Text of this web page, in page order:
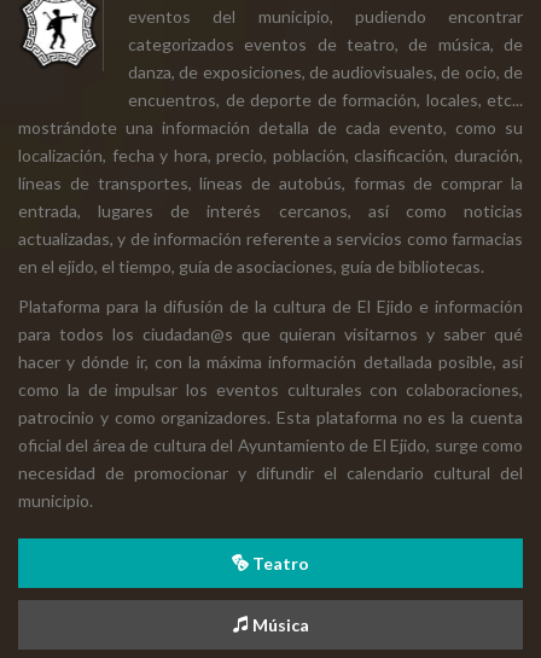
eventos del municipio, pudiendo encontrar
categorizados eventos de teatro, de música, de
danza, de exposiciones, de audiovisuales, de ocio, de
encuentros, de deporte de formación, locales, etc...
mostrándote una información detalla de cada evento, como su
localización, fecha y hora, precio, población, clasificación, duración,
líneas de transportes, líneas de autobús, formas de comprar la
entrada, lugares de interés cercanos, así como noticias
actualizadas, y de información referente a servicios como farmacias
en el ejido, el tiempo, guía de asociaciones, guía de bibliotecas.
Plataforma para la difusión de la cultura de El Ejido e información
para todos los ciudadan@s que quieran visitarnos y saber qué
hacer y dónde ir, con la máxima información detallada posible, así
como la de impulsar los eventos culturales con colaboraciones,
patrocinio y como organizadores. Esta plataforma no es la cuenta
oficial del área de cultura del Ayuntamiento de El Ejido, surge como
necesidad de promocionar y difundir el calendario cultural del
municipio.
Teatro
Música